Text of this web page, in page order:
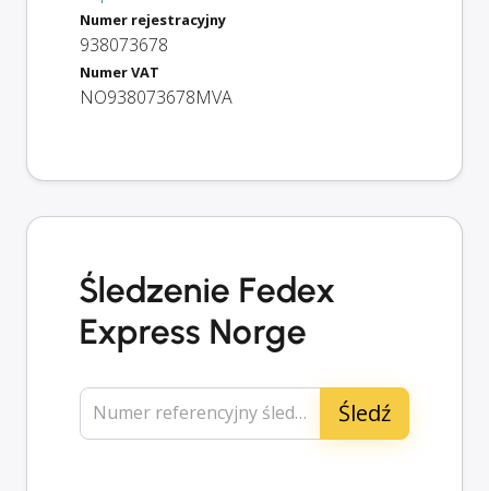
Numer rejestracyjny
938073678
Numer VAT
NO938073678MVA
Śledzenie Fedex
Express Norge
Numer referencyjny śledzenia...